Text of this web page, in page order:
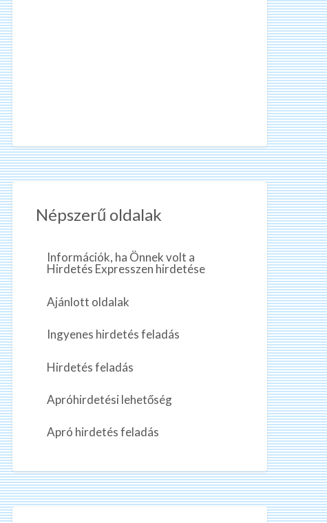
Népszerű oldalak
Információk, ha Önnek volt a
Hirdetés Expresszen hirdetése
Ajánlott oldalak
Ingyenes hirdetés feladás
Hirdetés feladás
Apróhirdetési lehetőség
Apró hirdetés feladás